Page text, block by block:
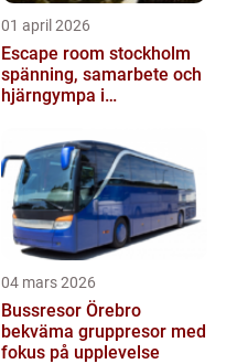
01 april 2026
Escape room stockholm
spänning, samarbete och
hjärngympa i
04 mars 2026
Bussresor Örebro
bekväma gruppresor med
fokus på upplevelse